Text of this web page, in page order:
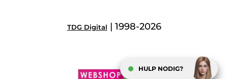
TDG Digital | 1998-2026
HULP NODIG?